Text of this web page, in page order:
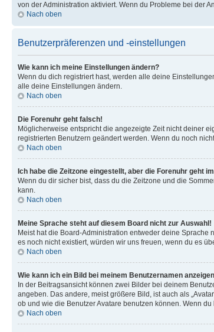
von der Administration aktiviert. Wenn du Probleme bei der
Nach oben
Benutzerpräferenzen und -einstellungen
Wie kann ich meine Einstellungen ändern?
Wenn du dich registriert hast, werden alle deine
alle deine Einstellungen ändern.
Nach oben
Die Forenuhr geht falsch!
Möglicherweise entspricht die angezeigte Zeit nicht deiner
registrierten Benutzern geändert werden. Wenn du noch
Nach oben
Ich habe die Zeitzone eingestellt, aber die Forenuhr geht
Wenn du dir sicher bist, dass du die Zeitzone und die
kann.
Nach oben
Meine Sprache steht auf diesem Board nicht zur Auswahl!
Meist hat die Board-Administration entweder deine
es noch nicht existiert, würden wir uns freuen, wenn du es
Nach oben
Wie kann ich ein Bild bei meinem Benutzernamen
In der Beitragsansicht können zwei Bilder bei deinem
angeben. Das andere, meist größere Bild, ist auch als
ob und wie die Benutzer Avatare benutzen können. Wenn
Nach oben